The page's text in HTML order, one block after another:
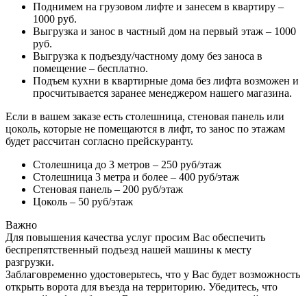
Поднимем на грузовом лифте и занесем в квартиру –
1000 руб.
Выгрузка и занос в частный дом на первый этаж – 1000
руб.
Выгрузка к подъезду/частному дому без заноса в
помещение – бесплатно.
Подъем кухни в квартирные дома без лифта возможен и
просчитывается заранее менеджером нашего магазина.
Если в вашем заказе есть столешница, стеновая панель или
цоколь, которые не помещаются в лифт, то занос по этажам
будет рассчитан согласно прейскуранту.
Столешница до 3 метров – 250 руб/этаж
Столешница 3 метра и более – 400 руб/этаж
Стеновая панель – 200 руб/этаж
Цоколь – 50 руб/этаж
Важно
Для повышения качества услуг просим Вас обеспечить
беспрепятственный подъезд нашей машины к месту
разгрузки.
Заблаговременно удостоверьтесь, что у Вас будет возможность
открыть ворота для въезда на территорию. Убедитесь, что